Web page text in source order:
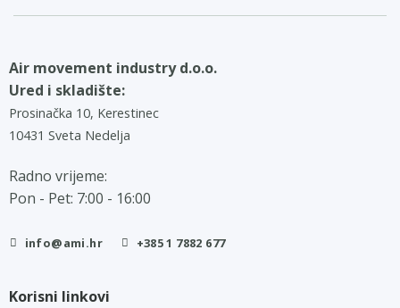
Air movement industry d.o.o.
Ured i skladište:
Prosinačka 10, Kerestinec
10431 Sveta Nedelja
Radno vrijeme:
Pon - Pet: 7:00 - 16:00
info@ami.hr +385 1 7882 677
Korisni linkovi